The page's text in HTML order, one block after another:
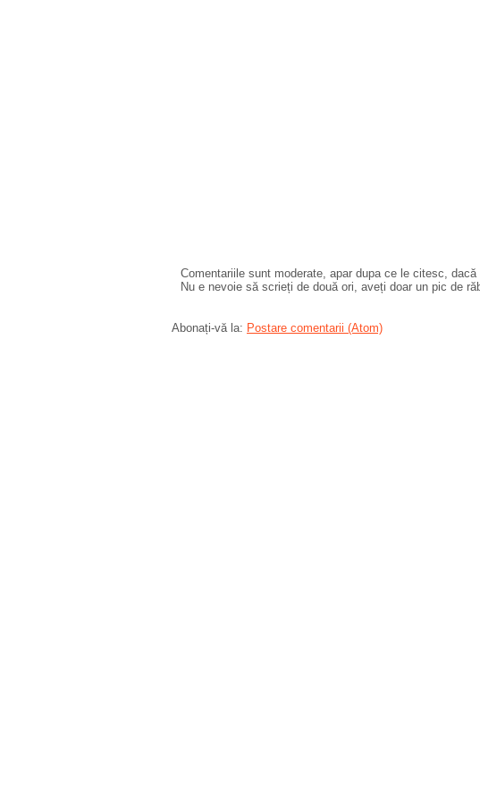
Comentariile sunt moderate, apar dupa ce le citesc,
Nu e nevoie să scrieți de două ori, aveți doar un pic de
Abonați-vă la: Postare comentarii (Atom)